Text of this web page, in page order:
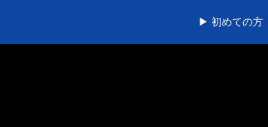
▶ 初めての方